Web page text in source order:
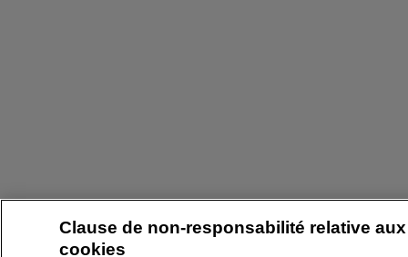
Clause de non-responsabilité relative aux
cookies